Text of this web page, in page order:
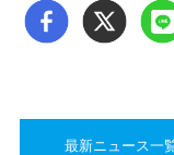
最新ニュース一